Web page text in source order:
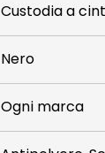
Custodia a
Nero
Ogni marca